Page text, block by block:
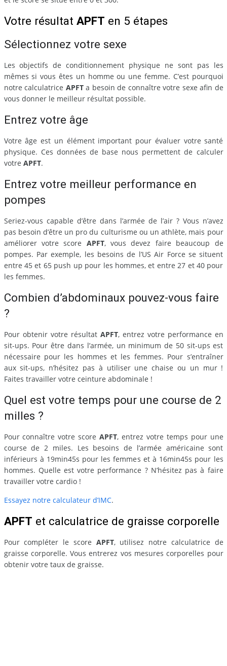
Votre résultat APFT en 5 étapes
Sélectionnez votre sexe
Les objectifs de conditionnement physique ne sont pas les
mêmes si vous êtes un homme ou une femme. C’est pourquoi
notre calculatrice APFTa besoin de connaître votre sexe afin de
vous donner le meilleur résultat possible.
Entrez votre âge
Votre âge est un élément important pour évaluer votre santé
physique. Ces données de base nous permettent de calculer
votre APFT.
Entrez votre meilleur performance en
pompes
Seriez-vous capable d’être dans l’armée de l’air ? Vous n’avez
pas besoin d’être un pro du culturisme ou un athlète, mais pour
améliorer votre score APFT, vous devez faire beaucoup de
pompes. Par exemple, les besoins de l’US Air Force se situent
entre 45 et 65 push up pour les hommes, et entre 27 et 40 pour
les femmes.
Combien d’abdominaux pouvez-vous faire
?
Pour obtenir votre résultat APFT, entrez votre performance en
sit-ups. Pour être dans l’armée, un minimum de 50 sit-ups est
nécessaire pour les hommes et les femmes. Pour s’entraîner
aux sit-ups, n’hésitez pas à utiliser une chaise ou un mur !
Faites travailler votre ceinture abdominale !
Quel est votre temps pour une course de 2
milles ?
Pour connaître votre scoreAPFT, entrez votre temps pour une
course de 2 miles. Les besoins de l’armée américaine sont
inférieurs à 19min45s pour les femmes et à 16min45s pour les
hommes. Quelle est votre performance ? N’hésitez pas à faire
travailler votre cardio !
Essayez notre calculateur d’IMC.
APFT et calculatrice de graisse corporelle
Pour compléter le score APFT, utilisez notre calculatrice de
graisse corporelle. Vous entrerez vos mesures corporelles pour
obtenir votre taux de graisse.